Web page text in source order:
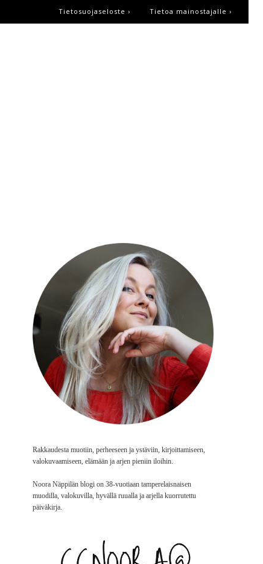
Tietoa mainostajalle ›
Tietosuojaseloste ›
Rakkaudesta muotiin, perheeseen ja ystäviin, kirjoittamiseen,
valokuvaamiseen, elämään ja arjen pieniin iloihin.
Noora Näppilän blogi on 38-vuotiaan tamperelaisnaisen
muodilla, valokuvilla, hyvällä ruualla ja arjella kuorrutettu
päiväkirja.